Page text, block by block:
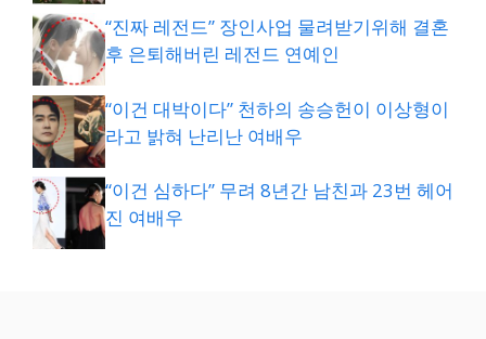
“진짜 레전드” 장인사업 물려받기위해 결혼
후 은퇴해버린 레전드 연예인
“이건 대박이다” 천하의 송승헌이 이상형이
라고 밝혀 난리난 여배우
“이건 심하다” 무려 8년간 남친과 23번 헤어
진 여배우